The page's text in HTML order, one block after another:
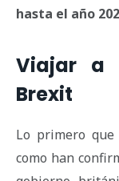
hasta el año
Viajar a
Brexit
Lo primero
como han